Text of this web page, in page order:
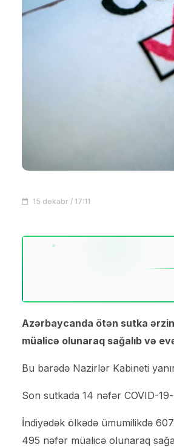
15 dekabr / 17:11
Azərbaycanda ötən sutka
müalicə olunaraq sağalıb və
Bu barədə Nazirlər Kabineti
Son sutkada 14 nəfər COVID-19-
İndiyədək ölkədə ümumilikdə
495 nəfər müalicə olunaraq